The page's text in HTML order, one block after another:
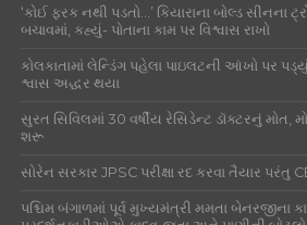
‘કોઈ ફરક નથી પડતો…’ કિયારાના બોલ્ડ સીનના
બચાવમાં, કહ્યું- પોતાના કામ પર વિશ્વાસ રાખો
કોલકાતામાં લેન્ડિંગ પહેલા પાઇલટની આંખો પર
શ્વાસ અદ્ધર થયા
સુરત સિવિલમાં 30 વર્ષીય રેસિડેન્ટ ડૉક્ટરનું મોત,
શરૂ
સોરેન સરકાર JPSC પરીક્ષા રદ કરવા તૈયાર પરંતુ
પશ્ચિમ બંગાળમાં પૂર્વ મુખ્યમંત્રી મમતા બેનરજીના